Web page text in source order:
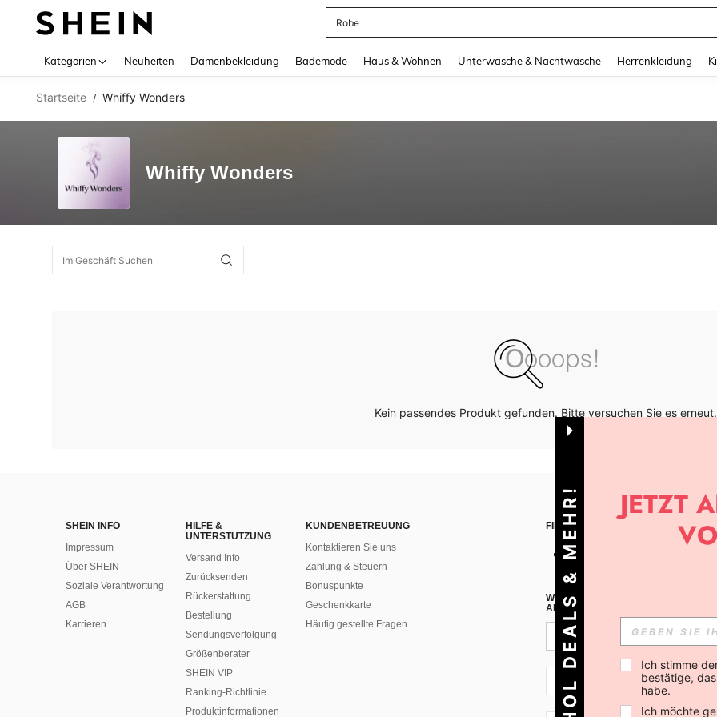
Robe
Kategorien Neuheiten Damenbekleidung Bademode Haus & Wohnen Unterwäsche & Nachtwäsche Herrenkleidung
Startseite / Whiffy Wonders
Whiffy Wonders
Kein passendes Produkt gefunden. Bitte versuchen Sie es erneut.
SHEIN INFO
Impressum
Über SHEIN
Soziale Verantwortung
AGB
Karrieren
HILFE &
UNTERSTÜTZUNG
Versand Info
Zurücksenden
Rückerstattung
Bestellung
Sendungsverfolgung
Größenberater
SHEIN VIP
Ranking-Richtlinie
​Produktinformationen
KUNDENBETREUUNG
Kontaktieren Sie uns
Zahlung & Steuern
Bonuspunkte
Geschenkkarte
Häufig gestellte Fragen
FINDEN SIE UNS AUF
WENN DU DICH FÜR UNSEREN
ALLEN ANDEREN ERFAHREN (DU
CH + 41
HOL DEALS & MEHR! Ich stimme
bestätige,
habe.
Ich möchte